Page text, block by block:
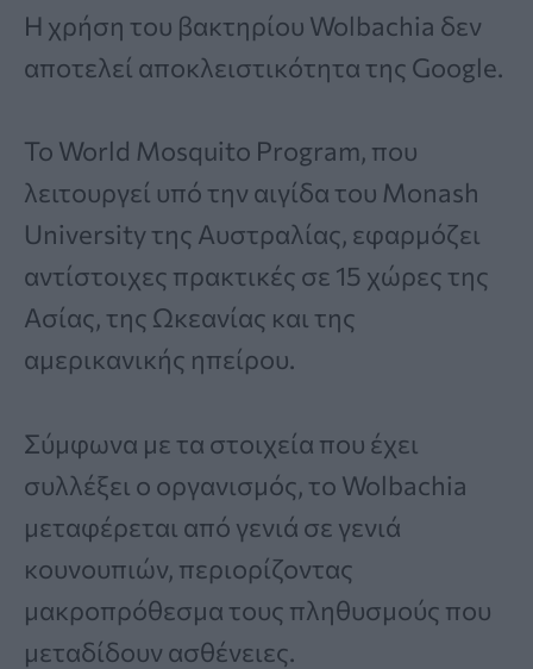
Η χρήση του βακτηρίου Wolbachia δεν
αποτελεί αποκλειστικότητα της Google.
Το World Mosquito Program, που
λειτουργεί υπό την αιγίδα του Monash
University της Αυστραλίας, εφαρμόζει
αντίστοιχες πρακτικές σε 15 χώρες της
Ασίας, της Ωκεανίας και της
αμερικανικής ηπείρου.
Σύμφωνα με τα στοιχεία που έχει
συλλέξει ο οργανισμός, το Wolbachia
μεταφέρεται από γενιά σε γενιά
κουνουπιών, περιορίζοντας
μακροπρόθεσμα τους πληθυσμούς που
μεταδίδουν ασθένειες.